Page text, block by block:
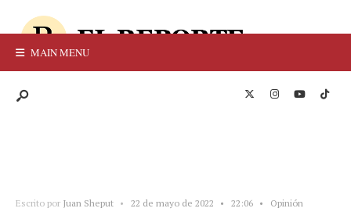
MAIN MENU
Escrito por Juan Sheput • 22 de mayo de 2022 • 22:06 • Opinión